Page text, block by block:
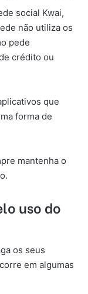
social Kwai,
não utiliza os
pede
crédito ou
que
forma de
mantenha o
uso do
os seus
em algumas